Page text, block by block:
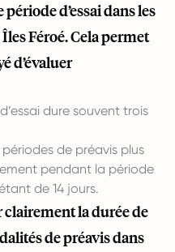
d’essai dans les
Féroé. Cela permet
d’évaluer
dure souvent trois
périodes de préavis plus
pendant la période
de 14 jours.
la durée de
de préavis dans